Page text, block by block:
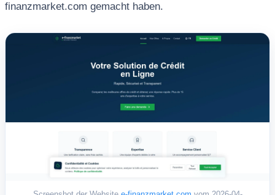
finanzmarket.com gemacht haben.